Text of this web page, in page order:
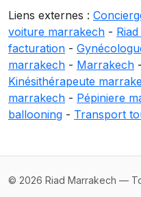
Liens externes :
voiture marrakech -
facturation -
marrakech - Marrakech -
Kinésithérapeute
marrakech - Pépiniere
ballooning - Transport
© 2026 Riad Marrakech —